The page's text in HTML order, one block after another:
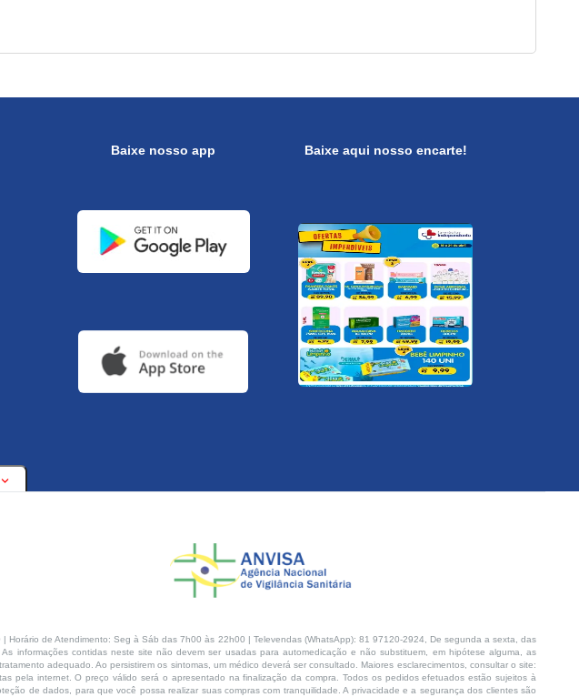
Baixe nosso app Baixe aqui nosso encarte!
Horário de Atendimento: Seg à Sáb das 7h00 às 22h00 | Televendas (WhatsApp): 81 97120-2924, De segunda a sexta, das
informações contidas neste site não devem ser usadas para automedicação e não substituem, em hipótese alguma, as
adequado. Ao persistirem os sintomas, um médico deverá ser consultado. Maiores esclarecimentos, consultar o site:
pela internet. O preço válido será o apresentado na finalização da compra. Todos os pedidos efetuados estão sujeitos à
de dados, para que você possa realizar suas compras com tranquilidade. A privacidade e a segurança dos clientes são